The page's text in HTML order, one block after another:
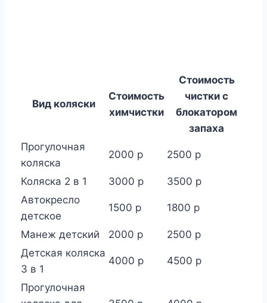
Вид коляски
Стоимость
химчистки
Стоимость
чистки с
блокатором
запаха
Прогулочная
коляска
2000 р 2500 р
Коляска 2 в 1 3000 р
3500 р
Автокресло
детское
1500 р 1800 р
Манеж детский 2000 р
2500 р
Детская коляска
3 в 1
4000 р 4500 р
Прогулочная